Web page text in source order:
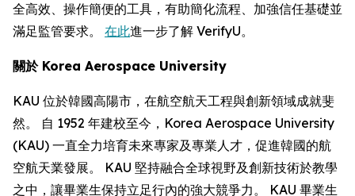
全高效、操作簡便的工具，有助簡化流程、加強信任基礎並
滿足監管要求。 在此進一步了解 VerifyU。
關於 Korea Aerospace University
KAU 位於韓國高陽市，在航空航天工程與創新領域成就斐
然。 自 1952 年建校至今，Korea Aerospace University
(KAU) 一直全力培育未來專家及專業人才，促進韓國的航
空航天業發展。 KAU 堅持融合全球視野及創新技術於教學
之中，讓畢業生保持立足行內的強大競爭力。 KAU 畢業生